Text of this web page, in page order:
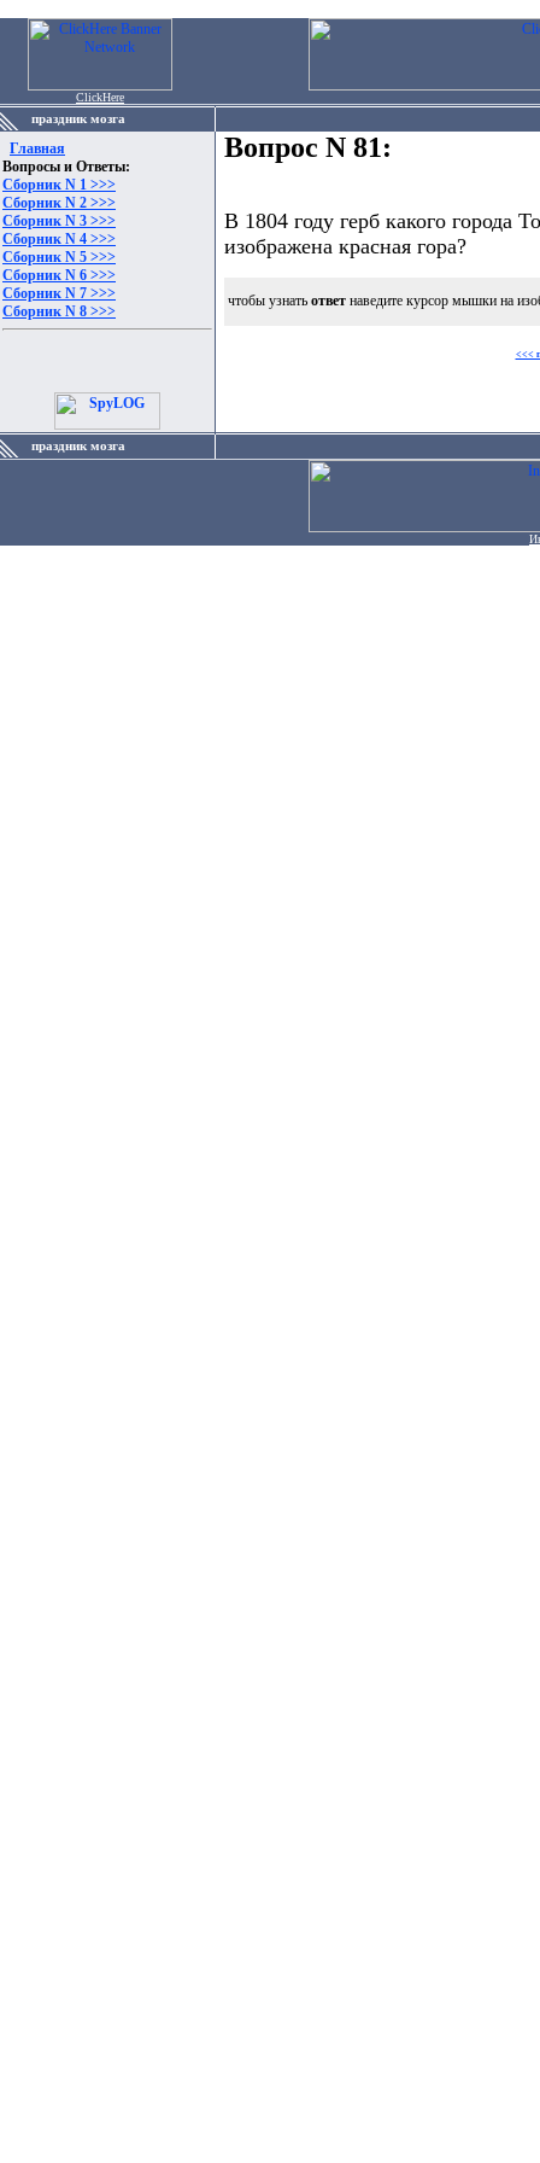
ClickHere
праздник мозга
Главная
Вопросы и Ответы:
Сборник N 1 >>>
Сборник N 2 >>>
Сборник N 3 >>>
Сборник N 4 >>>
Сборник N 5 >>>
Сборник N 6 >>>
Сборник N 7 >>>
Сборник N 8 >>>
Вопрос N 81:
В 1804 году герб какого города
изображена красная гора?
чтобы узнать ответ наведите курсор мышки на
<<<
праздник мозга